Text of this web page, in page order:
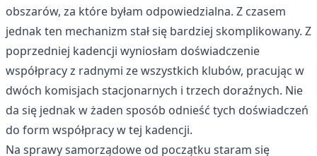
obszarów, za które byłam odpowiedzialna. Z czasem
jednak ten mechanizm stał się bardziej skomplikowany. Z
poprzedniej kadencji wyniosłam doświadczenie
współpracy z radnymi ze wszystkich klubów, pracując w
dwóch komisjach stacjonarnych i trzech doraźnych. Nie
da się jednak w żaden sposób odnieść tych doświadczeń
do form współpracy w tej kadencji.
Na sprawy samorządowe od początku staram się